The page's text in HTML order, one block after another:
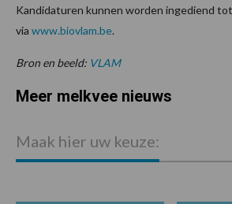
Kandidaturen kunnen worden ingediend
via www.biovlam.be.
Bron en beeld: VLAM
Meer melkvee nieuws
Maak hier uw keuze: